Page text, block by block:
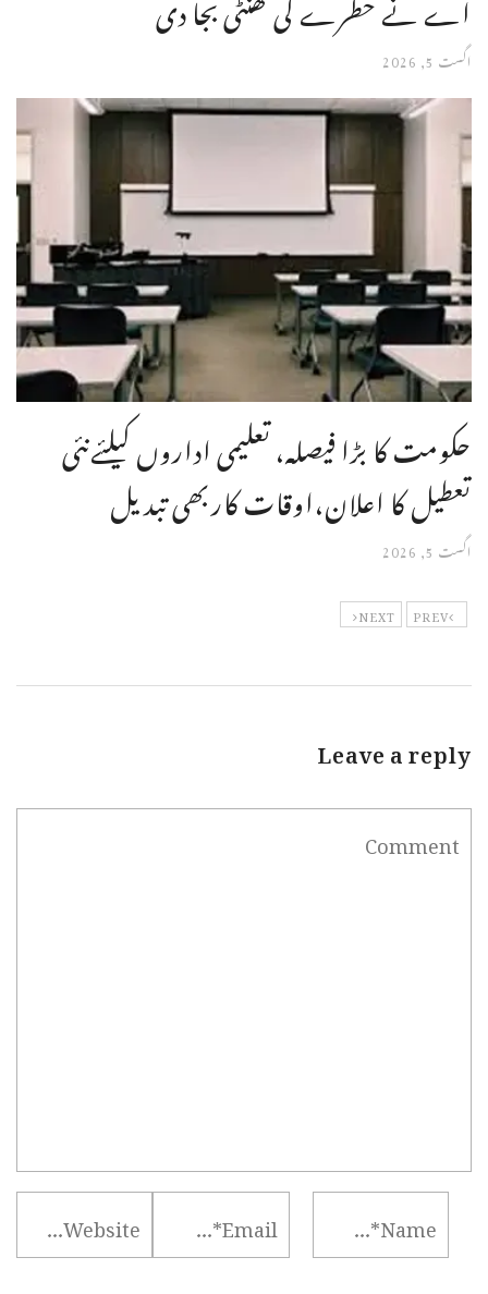
اگست 5, 2026
حکومت کا بڑا فیصلہ، تعلیمی اداروں کیلئےنئی
تعطیل کا اعلان،اوقات کاربھی تبدیل
اگست 5, 2026
PREV
NEXT
Leave a reply